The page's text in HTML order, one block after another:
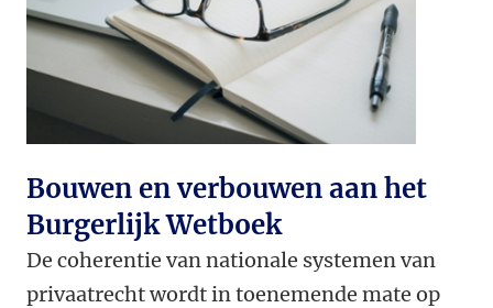
Bouwen en verbouwen aan het
Burgerlijk Wetboek
De coherentie van nationale systemen van
privaatrecht wordt in toenemende mate op